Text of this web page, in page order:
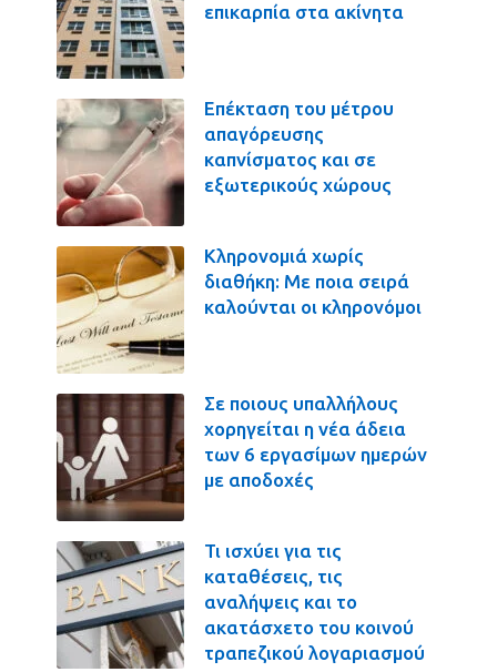
επικαρπία στα ακίνητα
Επέκταση του μέτρου
απαγόρευσης
καπνίσματος και σε
εξωτερικούς χώρους
Κληρονομιά χωρίς
διαθήκη: Με ποια σειρά
καλούνται οι κληρονόμοι
Σε ποιους υπαλλήλους
χορηγείται η νέα άδεια
των 6 εργασίμων ημερών
με αποδοχές
Τι ισχύει για τις
καταθέσεις, τις
αναλήψεις και το
ακατάσχετο του κοινού
τραπεζικού λογαριασμού